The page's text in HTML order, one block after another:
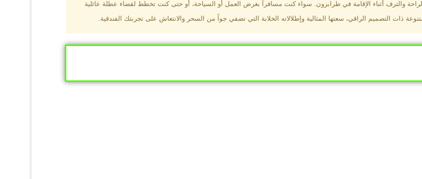
تشمل مسبحًا داخليًا، سبا، صالة ألعاب رياضية، ومطاعم عالمية.
والترف أثناء الإقامة في طرابزون. سواء كنت مسافراً بغرض العمل أو السياحة، أو حتى كنت تخطط لقضاء عطلة عائلية
ذات التصميم الراقي، سعتها المثالية وإطلالاته الخلابة التي تضفي جواً من السحر والانتعاش على تجربتك الفندقية.